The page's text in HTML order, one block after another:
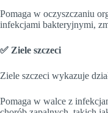
Pomaga w oczyszczaniu
infekcjami bakteryjnymi,
✅ Ziele szczeci
Ziele szczeci wykazuje
Pomaga w walce z